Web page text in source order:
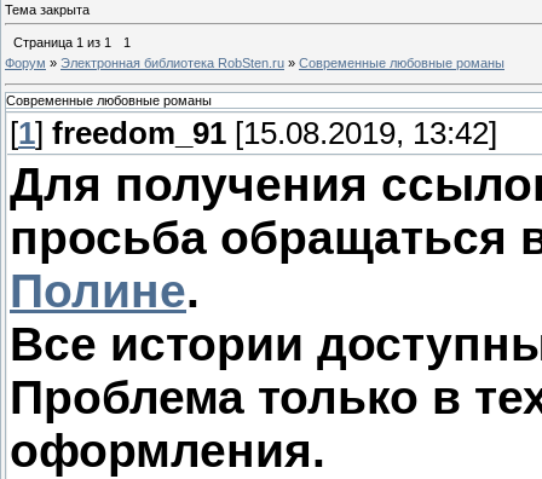
Тема закрыта
Страница 1 из 1
1
Форум » Электронная библиотека RobSten.ru » Современные любовные романы
Современные любовные романы
[1] freedom_91 [15.08.2019, 13:42]
Для получения
просьба обращаться
Полине.
Все истории
Проблема только в
оформления.